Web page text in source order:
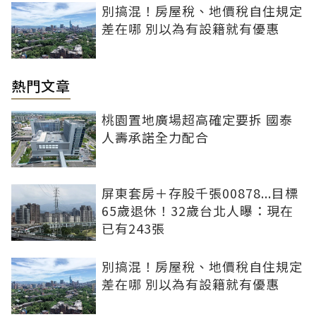
別搞混！房屋稅、地價稅自住規定
差在哪 別以為有設籍就有優惠
熱門文章
桃園置地廣場超高確定要拆 國泰
人壽承諾全力配合
屏東套房＋存股千張00878...目標
65歲退休！32歲台北人曝：現在
已有243張
別搞混！房屋稅、地價稅自住規定
差在哪 別以為有設籍就有優惠